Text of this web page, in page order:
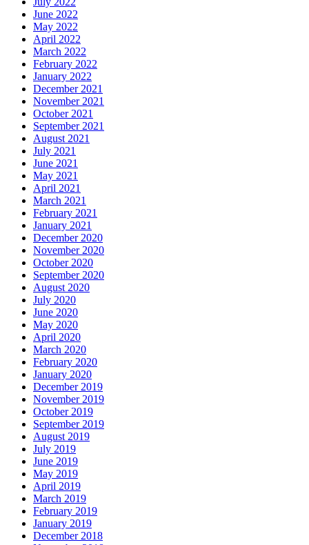
June 2022
May 2022
April 2022
March 2022
February 2022
January 2022
December 2021
November 2021
October 2021
September 2021
August 2021
July 2021
June 2021
May 2021
April 2021
March 2021
February 2021
January 2021
December 2020
November 2020
October 2020
September 2020
August 2020
July 2020
June 2020
May 2020
April 2020
March 2020
February 2020
January 2020
December 2019
November 2019
October 2019
September 2019
August 2019
July 2019
June 2019
May 2019
April 2019
March 2019
February 2019
January 2019
December 2018